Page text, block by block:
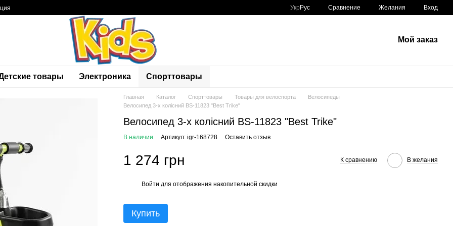
Укр Рус Сравнение Желания Вход
Мой заказ
товары Электроника Спорттовары
Главная Каталог Спорттовары Товары для велоспорта
Велосипеды
Велосипед 3-х колісний BS-11823 "Best Trike"
Велосипед 3-х колісний BS-11823 "Best Trike"
В наличии Артикул: igr-168728 Оставить отзыв
1 274 грн К сравнению В желания
Войти для отображения накопительной скидки
Купить